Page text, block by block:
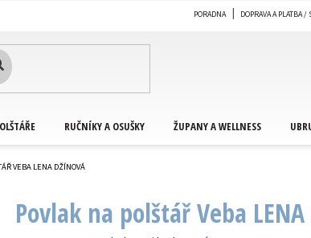
PORADNA DOPRAVA A PLATBA
RUČNÍKY A OSUŠKY ŽUPANY A WELLNESS
VEBA LENA DŽÍNOVÁ
Povlak na polštář Veba